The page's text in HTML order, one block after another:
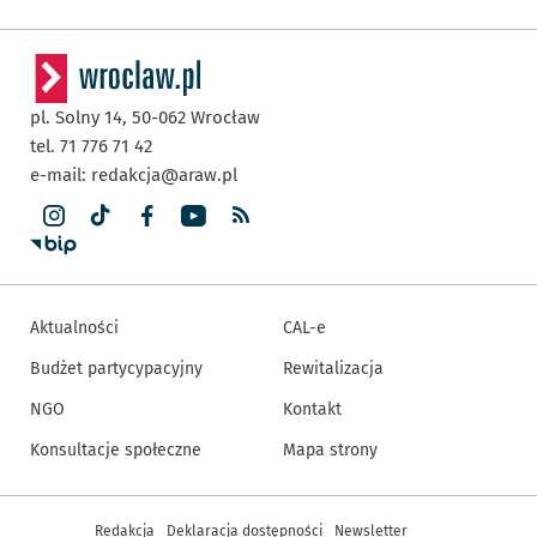
pl. Solny 14, 50-062 Wrocław
tel. 71 776 71 42
e-mail: redakcja@araw.pl
Aktualności
Budżet partycypacyjny
NGO
Konsultacje społeczne
CAL-e
Rewitalizacja
Kontakt
Mapa strony
Inne informacje
Redakcja Deklaracja dostępności Newsletter